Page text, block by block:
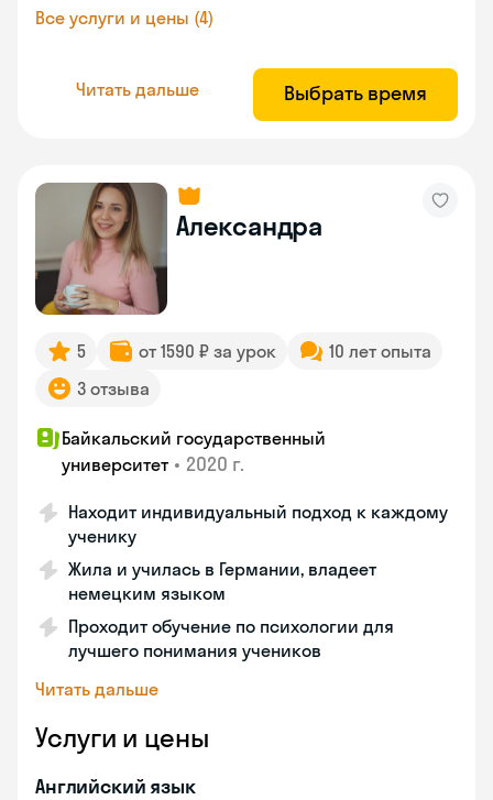
Все услуги и цены (4)
Читать дальше Выбрать время
Александра
5 от 1590 ₽ за урок
10 лет опыта
3 отзыва
Байкальский государственный
университет • 2020 г.
Находит индивидуальный подход к каждому
ученику
Жила и училась в Германии, владеет
немецким языком
Проходит обучение по психологии для
лучшего понимания учеников
Читать дальше
Услуги и цены
Английский язык